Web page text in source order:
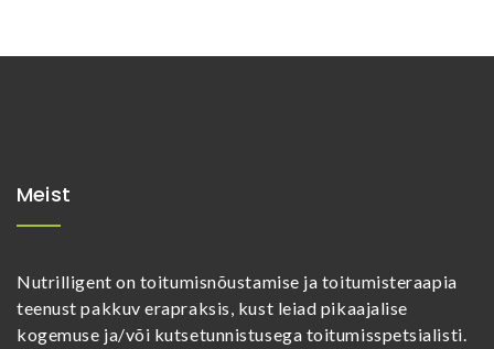
Meist
Nutrilligent on toitumisnõustamise ja toitumisteraapia
teenust pakkuv erapraksis, kust leiad pikaajalise
kogemuse ja/või kutsetunnistusega toitumisspetsialisti.